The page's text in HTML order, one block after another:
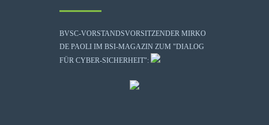
BVSC-VORSTANDSVORSITZENDER MIRKO
DE PAOLI IM BSI-MAGAZIN ZUM "DIALOG
FÜR CYBER-SICHERHEIT":